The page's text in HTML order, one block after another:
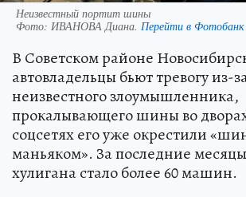
Неизвестный портит шины
Фото: ИВАНОВА Диана. Перейти в
В Советском районе
автовладельцы бьют тревогу из-
неизвестного злоумышленника,
прокалывающего шины во
соцсетях его уже окрестили
маньяком». За последние
хулигана стало более 60 машин.